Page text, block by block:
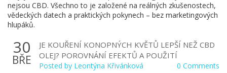
nejsou CBD. Všechno to je založené na reálných zkušenostech,
vědeckých datech a praktických pokynech – bez marketingových
hlupáků.
30
BŘE
JE KOUŘENÍ KONOPNÝCH KVĚTŮ LEPŠÍ NEŽ CBD
OLEJ? POROVNÁNÍ EFEKTŮ A POUŽITÍ
Posted by Leontýna Křivánková 0 Comments